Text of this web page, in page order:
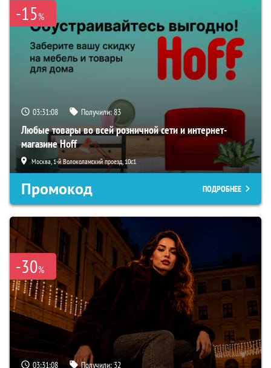
-15%
03:31:08 Получили:83
Любые товары во всей розничной сети и интернет-
магазине Hoff
Москва, 1-й Волоколамский проезд, 10с1
Промокод ПОДРОБНЕЕ
-30%
03:31:08 Получили: 32